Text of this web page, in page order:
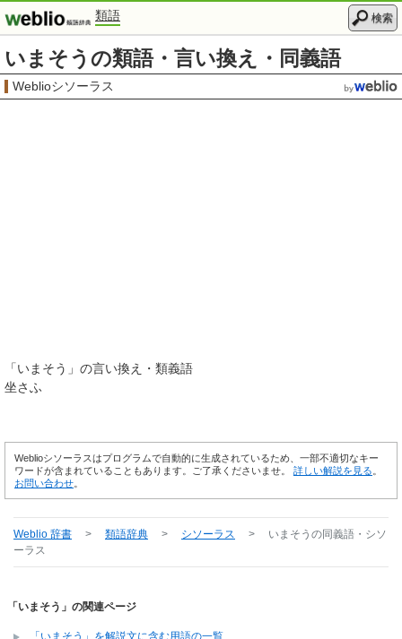
類語 検索
いまそうの類語・言い換え・同義語
Weblioシソーラス
「いまそう 」の言い換え・類義語
坐さふ
Weblioシソーラスはプログラムで自動的に生成されているため、一部不適切なキー
ワードが含まれていることもあります。ご了承くださいませ。 詳しい解説を見る
お問い合わせ
Weblio 辞書 > 類語辞典 > シソーラス > いまそう の同義語・シソ
ーラス
「いまそう」の関連ページ
「いまそう」を解説文に含む用語の一覧